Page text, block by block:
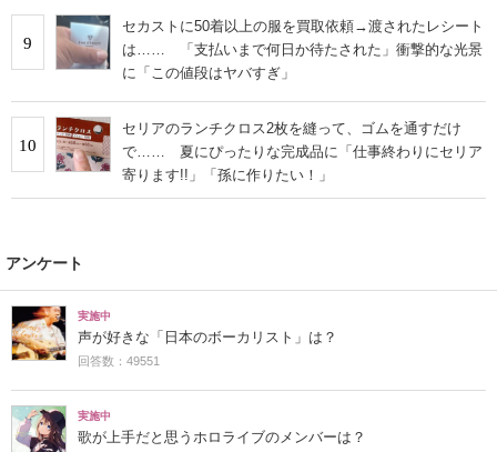
9
セカストに50着以上の服を買取依頼→渡されたレシート
は…… 「支払いまで何日か待たされた」衝撃的な光景
に「この値段はヤバすぎ」
10
セリアのランチクロス2枚を縫って、ゴムを通すだけ
で…… 夏にぴったりな完成品に「仕事終わりにセリア
寄ります!!」「孫に作りたい！」
アンケート
実施中
声が好きな「日本のボーカリスト」は？
回答数：49551
実施中
歌が上手だと思うホロライブのメンバーは？